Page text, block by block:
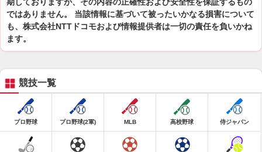
ではありません。 当該情報に基づいて被ったいかなる損害について
も、株式会社NTTドコモおよび情報提供者は一切の責任を負いかね
ます。
競技一覧
プロ野球 プロ野球(2軍) MLB 高校野球 侍ジャパン